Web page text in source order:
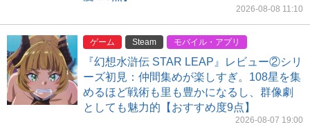
2026-08-08 11:10
ゲーム Steam モバイル・アプリ
『幻想水滸伝 STAR LEAP』レビュー②シリ
ーズ初見：仲間集めが楽しすぎ。108星を集
めるほど戦術も里も豊かになるし、群像劇
としても魅力的【おすすめ度9点】
2026-08-07 19:00